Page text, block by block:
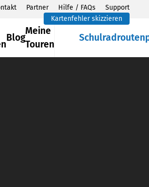
Partner Hilfe / FAQs
Support
Kartenfehler skizzieren
Blog
Meine
Touren